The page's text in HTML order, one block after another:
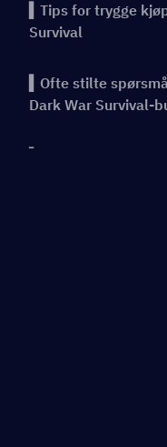
▍Tips for trygge
Survival
▍Ofte stilte
Dark War Survival-